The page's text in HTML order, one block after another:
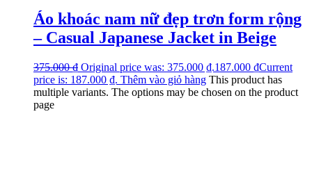
Áo khoác nam nữ đẹp trơn form rộng
– Casual Japanese Jacket in Beige
375.000₫ Original price was: 375.000 ₫.187.000 ₫Current
price is: 187.000 ₫. Thêm vào giỏ hàng This product has
multiple variants. The options may be chosen on the product
page